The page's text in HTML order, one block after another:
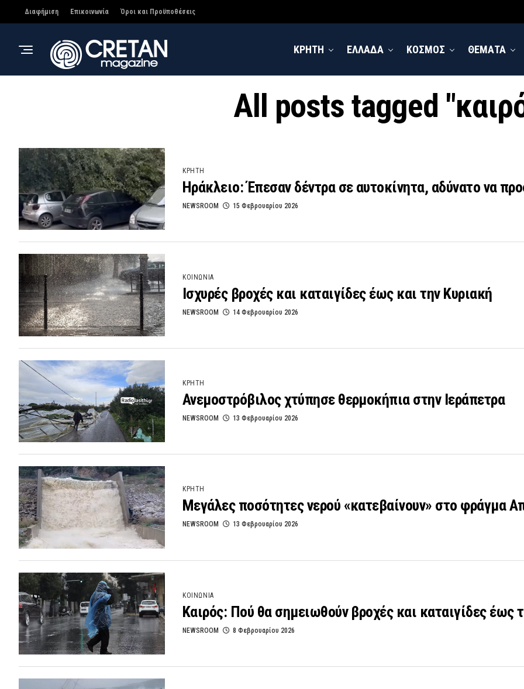
Διαφήμιση Επικοινωνία Όροι και Προϋποθέσεις
ΚΡΗΤΗ ΕΛΛΑΔΑ ΚΟΣΜΟΣ ΘΕΜΑΤΑ
All posts tagged
ΚΡΗΤΗ
Ηράκλειο: Έπεσαν δέντρα σε αυτοκίνητα, αδύνατο να
NEWSROOM 15 Φεβρουαρίου 2026
ΚΟΙΝΩΝΙΑ
Ισχυρές βροχές και καταιγίδες έως και την Κυριακή
NEWSROOM 14 Φεβρουαρίου 2026
ΚΡΗΤΗ
Ανεμοστρόβιλος χτύπησε θερμοκήπια στην Ιεράπετρα
NEWSROOM 13 Φεβρουαρίου 2026
ΚΡΗΤΗ
Μεγάλες ποσότητες νερού «κατεβαίνουν» στο φράγμα
NEWSROOM 13 Φεβρουαρίου 2026
ΚΟΙΝΩΝΙΑ
Καιρός: Πού θα σημειωθούν βροχές και καταιγίδες έως
NEWSROOM 8 Φεβρουαρίου 2026